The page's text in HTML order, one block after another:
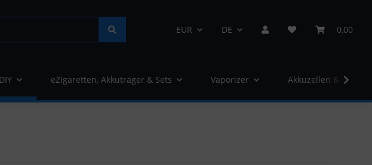
EUR DE 0,00
eZigaretten, Akkuträger & Sets Vaporizer Akkuzellen &